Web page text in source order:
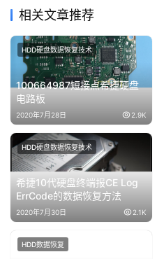
相关文章推荐
100664987短接点希捷硬盘
电路板
2020年7月28日 2.9K
HDD硬盘数据恢复技术
希捷10代硬盘终端报CE Log
ErrCode的数据恢复方法
2020年7月30日 2.1K
HDD硬盘数据恢复技术
HDD数据恢复